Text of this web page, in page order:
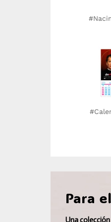
Para
Una